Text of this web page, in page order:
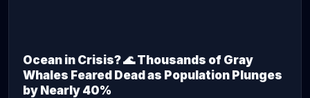
Ocean in Crisis? 🌊 Thousands of Gray
Whales Feared Dead as Population Plunges
by Nearly 40%